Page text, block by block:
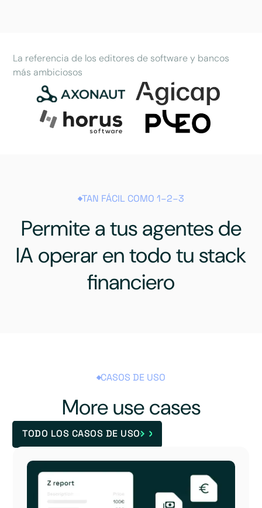
La referencia de los editores de software y bancos
más ambiciosos
TAN FÁCIL COMO 1–2–3
Permite a tus agentes de
IA operar en todo tu stack
financiero
CASOS DE USO
More use cases
TODO LOS CASOS DE USO